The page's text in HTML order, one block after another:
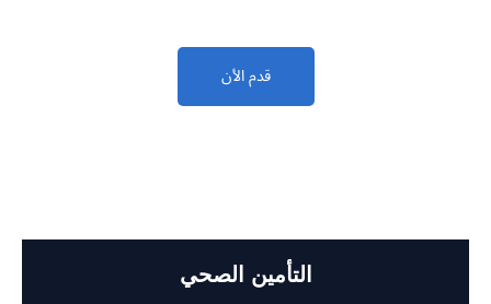
قدم الأن
التأمين الصحي